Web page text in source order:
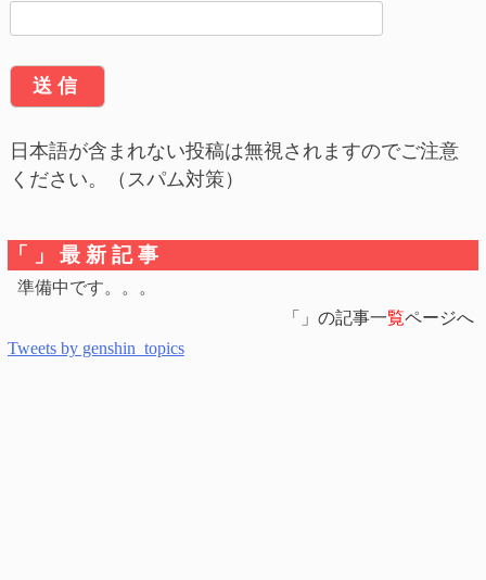
日本語が含まれない投稿は無視されますのでご注意
ください。（スパム対策）
「」最新記事
準備中です。。。
「」の記事一覧ページへ
Tweets by genshin_topics